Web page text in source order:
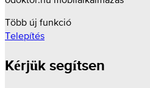
Több új funkció
Telepítés
Kérjük segítsen